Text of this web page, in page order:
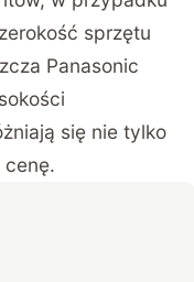
sprzętu
Panasonic
się nie tylko